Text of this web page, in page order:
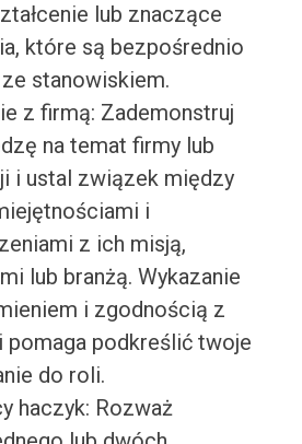
lub znaczące
które są bezpośrednio
stanowiskiem.
z firmą: Zademonstruj
na temat firmy lub
i ustal związek między
i
z ich misją,
lub branżą. Wykazanie
i zgodnością z
pomaga podkreślić twoje
do roli.
haczyk: Rozważ